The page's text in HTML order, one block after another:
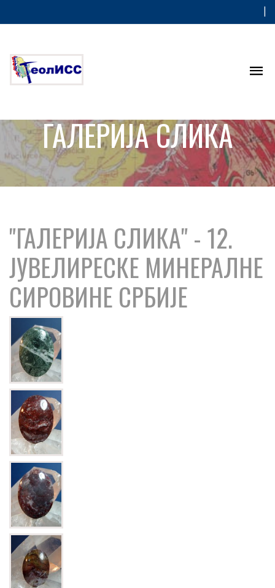
ГАЛЕРИЈА СЛИКА
"ГАЛЕРИЈА СЛИКА" - 12.
ЈУВЕЛИРЕСКЕ МИНЕРАЛНЕ
СИРОВИНЕ СРБИЈЕ